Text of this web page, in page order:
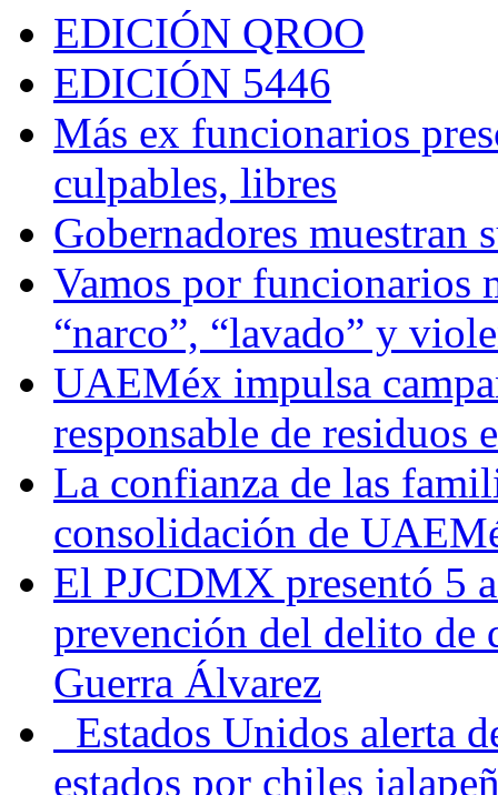
EDICIÓN QROO
EDICIÓN 5446
Más ex funcionarios
culpables, libres
Gobernadores muestran
Vamos por funcionarios
“narco”, “lavado” y
UAEMéx impulsa
responsable de residuos
La confianza de las
consolidación de
El PJCDMX presentó 5
prevención del delito de
Guerra Álvarez
Estados Unidos alerta
estados por chiles